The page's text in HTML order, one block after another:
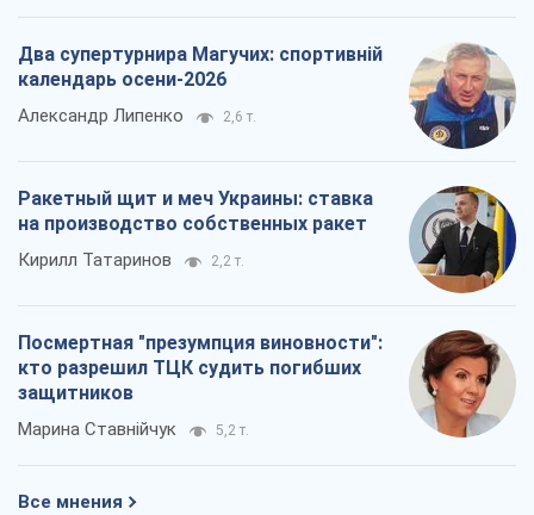
Два супертурнира Магучих: спортивній
календарь осени-2026
Александр Липенко 2,6 т.
Ракетный щит и меч Украины: ставка
на производство собственных ракет
Кирилл Татаринов 2,2 т.
Посмертная "презумпция виновности":
кто разрешил ТЦК судить погибших
защитников
Марина Ставнійчук 5,2 т.
Все мнения